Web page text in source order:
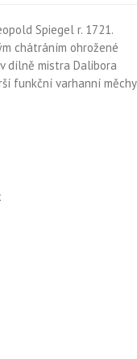
Spiegel r. 1721.
chátráním ohrožené
dílně mistra Dalibora
funkční varhanní měchy